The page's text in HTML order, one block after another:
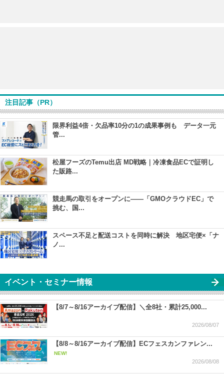
注目記事（PR）
限界利益4倍・欠品率10分の1の成果事例も データ一元
管...
松屋フーズのTemu出店 MD戦略｜冷凍食品ECで証明し
た販路...
競走馬の取引をオープンに――「GMOクラウドEC」で
挑む、国...
スペース不足と配送コストを同時に解決 地区宅便×「ナ
ノ...
イベント・セミナー情報
【8/7～8/16アーカイブ配信】＼全8社・累計25,000...
2026/08/07
【8/8～8/16アーカイブ配信】ECフェスカンファレン...
NEW!
2026/08/08